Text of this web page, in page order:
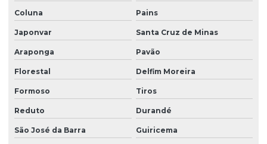
Coluna Pains
Japonvar Santa Cruz de Minas
Araponga Pavão
Florestal Delfim Moreira
Formoso Tiros
Reduto Durandé
São José da Barra Guiricema